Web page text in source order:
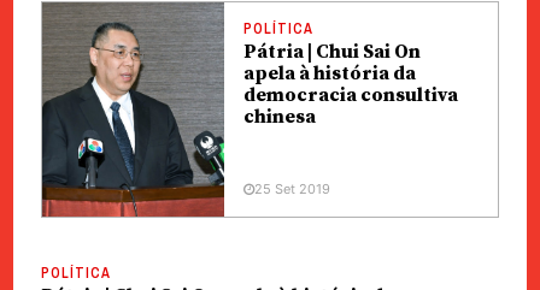
POLÍTICA
Pátria | Chui Sai On
apela à história da
democracia consultiva
chinesa
25 Set 2019
POLÍTICA